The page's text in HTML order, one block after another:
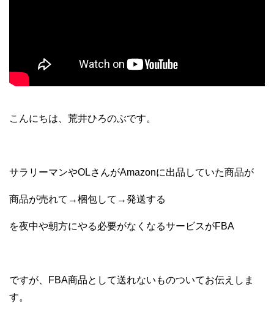
こんにちは、荒井ひろのぶです。
サラリーマンやOLさんがAmazonに出品していた商品が
商品が売れて→梱包して→発送する
を夜中や朝方にやる必要がなくなるサービスがFBA
ですが、 FBA商品として送れないものついてお伝えしま
す。